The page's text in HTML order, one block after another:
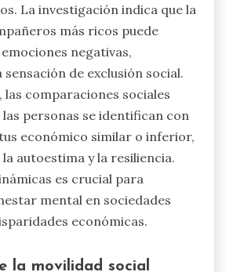
La investigación indica que la
más ricos puede
negativas,
de exclusión social.
comparaciones sociales
personas se identifican con
económico similar o inferior,
autoestima y la resiliencia.
es crucial para
mental en sociedades
económicas.
la movilidad social